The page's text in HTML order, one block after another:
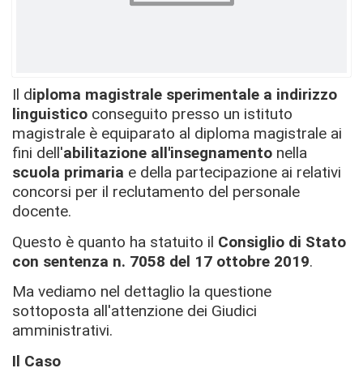
Il diploma magistrale sperimentale a indirizzo
linguistico conseguito presso un istituto
magistrale è equiparato al diploma magistrale ai
fini dell'abilitazione all'insegnamento nella
scuola primaria e della partecipazione ai relativi
concorsi per il reclutamento del personale
docente.
Questo è quanto ha statuito il Consiglio di Stato
con sentenza n. 7058 del 17 ottobre 2019.
Ma vediamo nel dettaglio la questione
sottoposta all'attenzione dei Giudici
amministrativi.
Il Caso